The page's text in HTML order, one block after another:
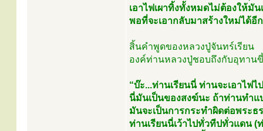
เอาไฟเผาทิ้งทั้งหมดไม่ต้องให้มั
พอที่จะเอากลับมาสร้างใหม่ได้อีก
สิ้นคำพูดของหลวงปู่จันทร์เรียน
องค์ท่านหลวงปู่ชอบถึงกับอุทาน
“บ๊ะ...ท่านเรียนนี่ ท่านจะเอาไฟไ
นี่มันเป็นของสงฆ์นะ ถ้าท่านทำแ
มันจะเป็นการกระทำผิดต่อพระธ
ท่านเรียนนี่เว้าไปทั่วทีปทั่วแดน (